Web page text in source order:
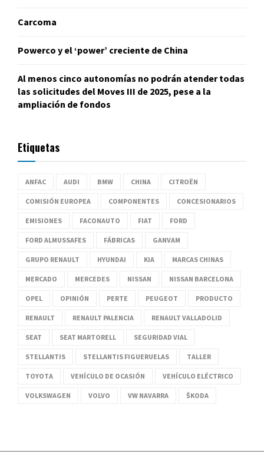
Carcoma
Powerco y el ‘power’ creciente de China
Al menos cinco autonomías no podrán atender todas
las solicitudes del Moves III de 2025, pese a la
ampliación de fondos
Etiquetas
ANFAC AUDI BMW CHINA CITROËN
COMISIÓN EUROPEA COMPONENTES CONCESIONARIOS
EMISIONES FACONAUTO FIAT FORD
FORD ALMUSSAFES FÁBRICAS GANVAM
GRUPO RENAULT HYUNDAI KIA MARCAS CHINAS
MERCADO MERCEDES NISSAN NISSAN BARCELONA
OPEL OPINIÓN PERTE PEUGEOT PRODUCTO
RENAULT RENAULT PALENCIA RENAULT VALLADOLID
SEAT SEAT MARTORELL SEGURIDAD VIAL
STELLANTIS STELLANTIS FIGUERUELAS TALLER
TOYOTA VEHÍCULO DE OCASIÓN VEHÍCULO ELÉCTRICO
VOLKSWAGEN VOLVO VW NAVARRA ŠKODA